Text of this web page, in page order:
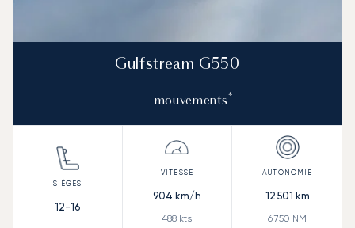
Gulfstream G550
mouvements*
12-16
904 km/h
488 kts
12 501 km
6 750 NM